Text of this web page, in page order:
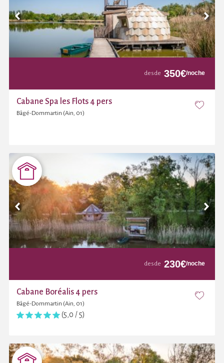
desde 350€/noche
Cabane Spa les Flots 4 pers
Bâgé-Dommartin (Ain, 01)
desde 230€/noche
Cabane Boréalis 4 pers
Bâgé-Dommartin (Ain, 01)
(5,0 / 5)